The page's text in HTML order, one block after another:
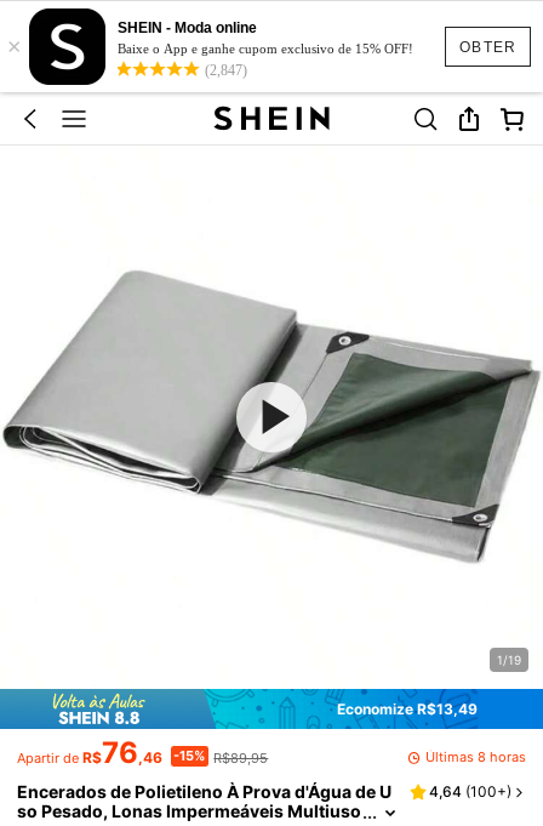
OBTER
×
SHEIN - Moda online
Baixe o App e ganhe cupom exclusivo de 15% OFF!
(2,847)
1/19
Economize R$13,49
Apartir de R$76,46 -15% R$89,95 Últimas 8 horas
Encerados de Polietileno À Prova d'Água de U
so Pesado, Lonas Impermeáveis Multiuso
4,64 (100+)